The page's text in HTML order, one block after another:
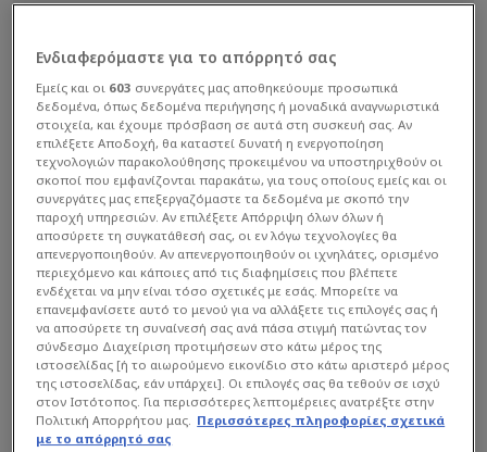
Οι δύο ταλαντούχοι περιφερειακοί ακούγεται
έντονα πως θα εξαργυρώσουν τις φετινές τους
εμφανίσεις παίρνοντας δυνατές μεταγραφές
Ενδιαφερόμαστε για το απόρρητό σας
Εμείς και οι 603 συνεργάτες μας αποθηκεύουμε προσωπικά
δεδομένα, όπως δεδομένα περιήγησης ή μοναδικά αναγνωριστικά
στοιχεία, και έχουμε πρόσβαση σε αυτά στη συσκευή σας. Αν
επιλέξετε Αποδοχή, θα καταστεί δυνατή η ενεργοποίηση
τεχνολογιών παρακολούθησης προκειμένου να υποστηριχθούν οι
σκοποί που εμφανίζονται παρακάτω, για τους οποίους εμείς και οι
συνεργάτες μας επεξεργαζόμαστε τα δεδομένα με σκοπό την
παροχή υπηρεσιών. Αν επιλέξετε Απόρριψη όλων όλων ή
αποσύρετε τη συγκατάθεσή σας, οι εν λόγω τεχνολογίες θα
απενεργοποιηθούν. Αν απενεργοποιηθούν οι ιχνηλάτες, ορισμένο
περιεχόμενο και κάποιες από τις διαφημίσεις που βλέπετε
ενδέχεται να μην είναι τόσο σχετικές με εσάς. Μπορείτε να
επανεμφανίσετε αυτό το μενού για να αλλάξετε τις επιλογές σας ή
να αποσύρετε τη συναίνεσή σας ανά πάσα στιγμή πατώντας τον
σύνδεσμο Διαχείριση προτιμήσεων στο κάτω μέρος της
ιστοσελίδας [ή το αιωρούμενο εικονίδιο στο κάτω αριστερό μέρος
της ιστοσελίδας, εάν υπάρχει]. Οι επιλογές σας θα τεθούν σε ισχύ
στον Ιστότοπος. Για περισσότερες λεπτομέρειες ανατρέξτε στην
Πολιτική Απορρήτου μας. Περισσότερες πληροφορίες σχετικά
με το απόρρητό σας